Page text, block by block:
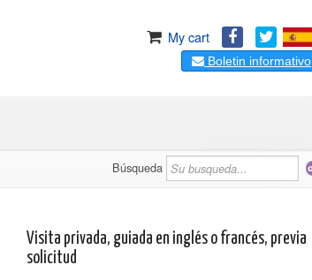
My cart
Boletin informativo
Búsqueda
Visita privada, guiada en inglés o francés, previa
solicitud